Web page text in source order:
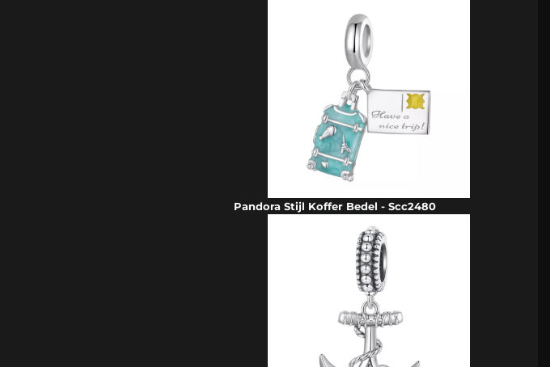
Pandora Stijl Koffer Bedel - Scc2480